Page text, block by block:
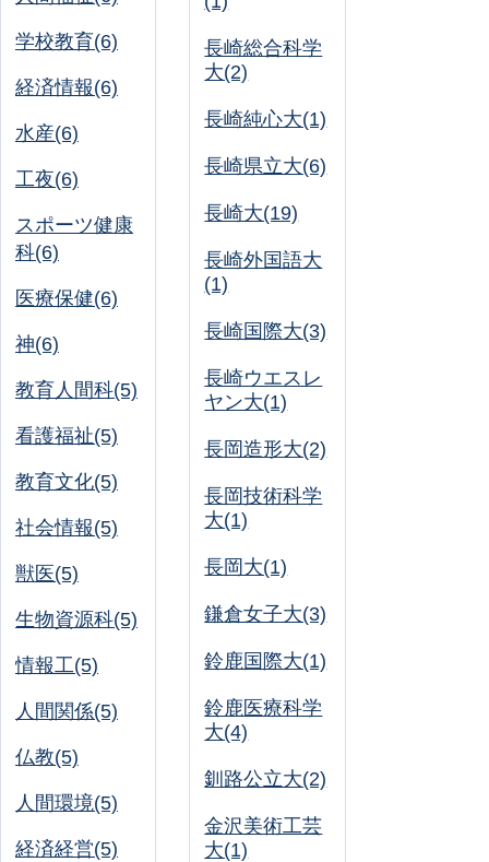
学校教育(6)
経済情報(6)
水産(6)
工夜(6)
スポーツ健康
科(6)
医療保健(6)
神(6)
教育人間科(5)
看護福祉(5)
教育文化(5)
社会情報(5)
獣医(5)
生物資源科(5)
情報工(5)
人間関係(5)
仏教(5)
人間環境(5)
経済経営(5)
長崎総合科学
大(2)
長崎純心大(1)
長崎県立大(6)
長崎大(19)
長崎外国語大
(1)
長崎国際大(3)
長崎ウエスレ
ヤン大(1)
長岡造形大(2)
長岡技術科学
大(1)
長岡大(1)
鎌倉女子大(3)
鈴鹿国際大(1)
鈴鹿医療科学
大(4)
釧路公立大(2)
金沢美術工芸
大(1)